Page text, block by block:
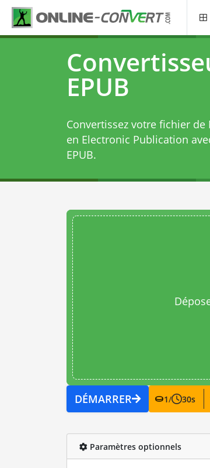
EPUB
Convertissez votre fichier
en Electronic Publication
EPUB.
DÉMARRER 1/ 30s
Paramètres optionnels